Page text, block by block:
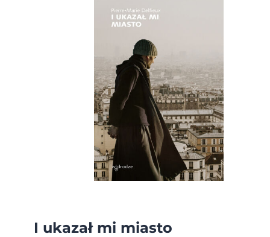
I ukazał mi miasto